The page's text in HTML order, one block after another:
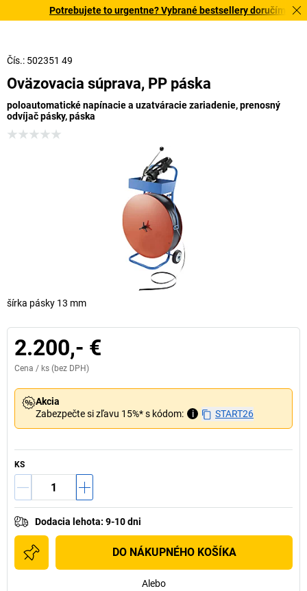
Potrebujete to urgentne? Vybrané bestsellery doručíme do
Čís.: 502351 49
Oväzovacia súprava, PP páska
poloautomatické napínacie a uzatváracie zariadenie, prenosný
odvíjač pásky, páska
šírka pásky 13 mm
2.200,- €
Cena / ks (bez DPH)
Akcia
Zabezpečte si zľavu 15%* s kódom:
i START26
KS
Dodacia lehota: 9-10 dni
DO NÁKUPNÉHO KOŠÍKA
Alebo